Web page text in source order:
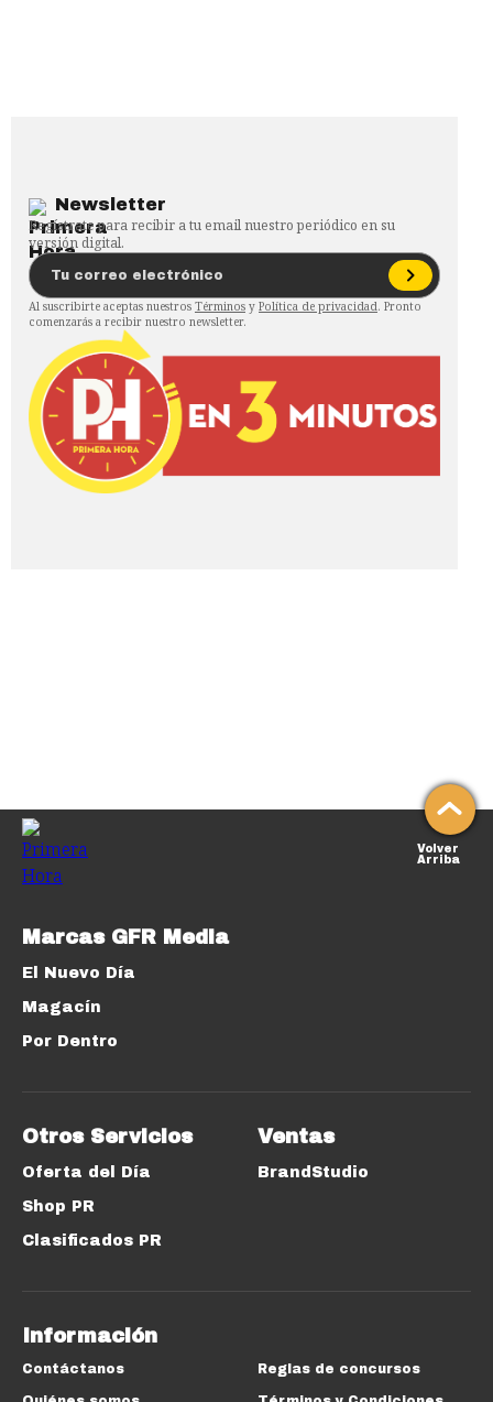
Newsletter
Regístrate para recibir a tu email nuestro periódico en su
versión digital.
Al suscribirte aceptas nuestros Términos y Política de privacidad. Pronto
comenzarás a recibir nuestro newsletter.
Volver
Arriba
Marcas GFR Media
El Nuevo Día
Magacín
Por Dentro
Otros Servicios
Oferta del Día
Shop PR
Clasificados PR
Ventas
BrandStudio
Información
Contáctanos Reglas de concursos